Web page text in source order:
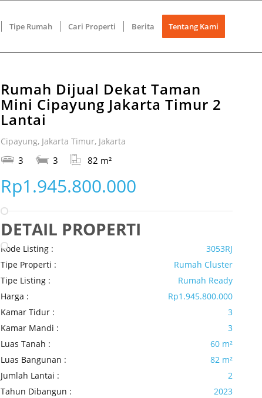
Tipe Rumah Cari Properti Berita Tentang Kami
Rumah Dijual Dekat Taman
Mini Cipayung Jakarta Timur 2
Lantai
Cipayung, Jakarta Timur, Jakarta
3 3 82 m²
Rp1.945.800.000
DETAIL PROPERTI
Kode Listing :
3053RJ
Tipe Properti :
Rumah Cluster
Tipe Listing :
Rumah Ready
Harga :
Rp1.945.800.000
Kamar Tidur :
3
Kamar Mandi :
3
Luas Tanah :
60 m²
Luas Bangunan :
82 m²
Jumlah Lantai :
2
Tahun Dibangun :
2023